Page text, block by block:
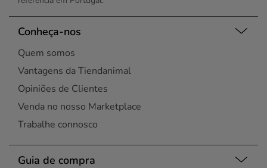
Conheça-nos
Quem somos
Vantagens da Tiendanimal
Opiniões de Clientes
Venda no nosso Marketplace
Trabalhe connosco
Guia de compra